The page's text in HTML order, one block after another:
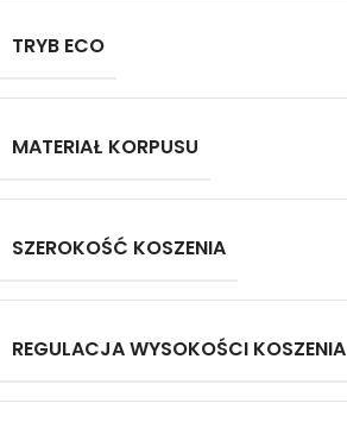
TRYB ECO
MATERIAŁ KORPUSU
SZEROKOŚĆ KOSZENIA
REGULACJA WYSOKOŚCI KOSZENIA